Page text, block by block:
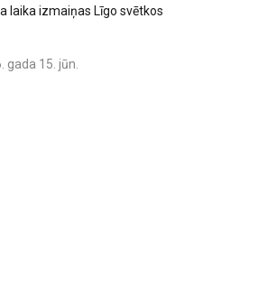
laika izmaiņas Līgo svētkos
gada 15. jūn.